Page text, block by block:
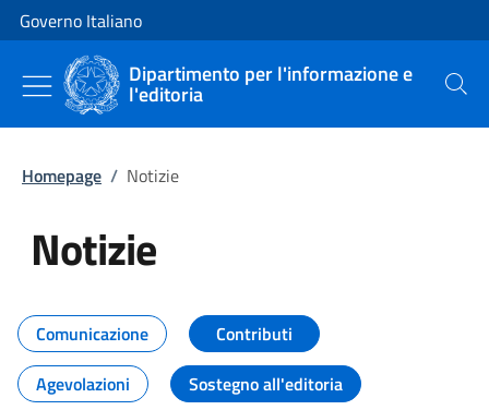
Vai al contenuto
Vai alla navigazione del sito
Governo Italiano
Dipartimento per l'informazione e
l'editoria Cerca
Homepage / Notizie
Notizie
Tutti i contenuti della pagina
Comunicazione
Contributi
Agevolazioni
Sostegno all'editoria